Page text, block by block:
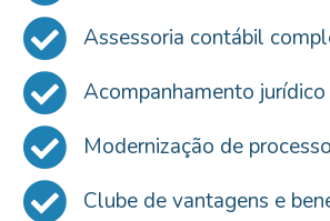
Assessoria contábil
Acompanhamento jurídico
Modernização de
Clube de vantagens e